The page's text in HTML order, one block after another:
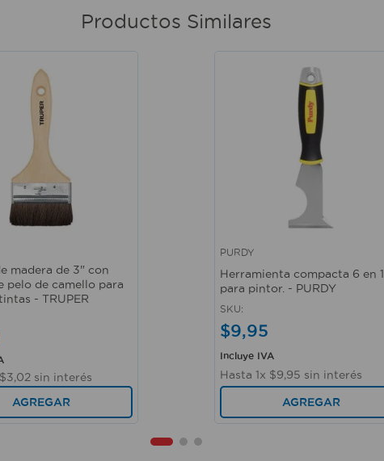
Productos Similares
madera de 3" con
pelo de camello para
- TRUPER
$3,02 sin interés
AGREGAR
Vista rápida
PURDY
Herramienta compacta 6 en 1
para pintor. - PURDY
SKU:
$9,95
Incluye IVA
Hasta 1x $9,95 sin interés
AGREGAR